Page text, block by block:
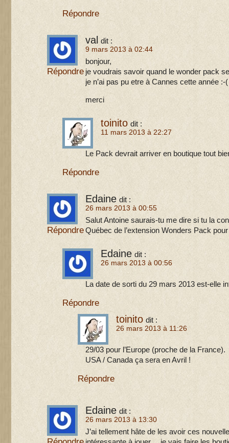
Répondre
val dit :
9 mars 2013 à 02:44
bonjour,
je voudrais savoir quand le wonder pack
je n’ai pas pu etre à Cannes cette année :-(
merci
Répondre
toinito dit :
11 mars 2013 à 22:27
Le Pack devrait arriver en boutique tout
Répondre
Edaine dit :
26 mars 2013 à 00:55
Salut Antoine saurais-tu me dire si tu la
Québec de l’extension Wonders Pack
Répondre
Edaine dit :
26 mars 2013 à 00:56
La date de sorti du 29 mars 2013 est-elle
Répondre
toinito dit :
26 mars 2013 à 11:26
29/03 pour l’Europe (proche de la France).
USA / Canada ça sera en Avril !
Répondre
Edaine dit :
26 mars 2013 à 13:30
J’ai tellement hâte de les avoir ces